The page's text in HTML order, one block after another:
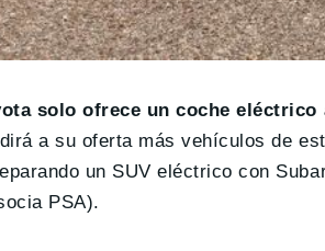
solo ofrece un coche eléctrico
a su oferta más vehículos de
un SUV eléctrico con
PSA).